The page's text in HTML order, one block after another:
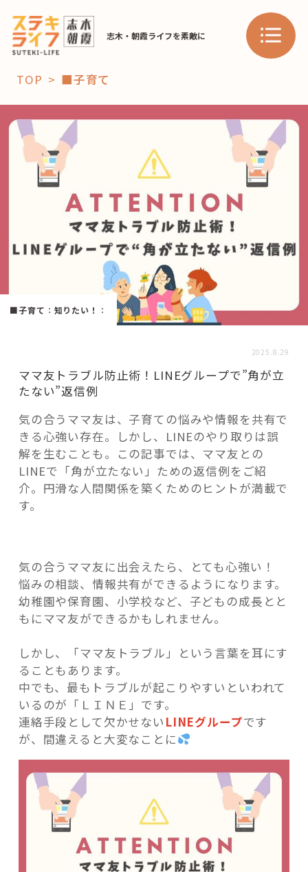
志木・朝霞ライフを素敵に
「コト」
暮らし
スポット 学び・教育
「場」
HAREL HAREL
活用事例
「モノ」
リノベ事例
「ひと」
これからの暮らし 住み替え相談
記事検索
TOP ■子育て
■子育て ： 知りたい！ ：
2025.8.29
ママ友トラブル防止術！LINEグループで”角が立
たない”返信例
気の合うママ友は、子育ての悩みや情報を共有で
きる心強い存在。しかし、LINEのやり取りは誤
解を生むことも。この記事では、ママ友との
LINEで「角が立たない」ための返信例をご紹
介。円滑な人間関係を築くためのヒントが満載で
す。
気の合うママ友に出会えたら、とても心強い！
悩みの相談、情報共有ができるようになります。
幼稚園や保育園、小学校など、子どもの成長とと
もにママ友ができるかもしれません。
しかし、「ママ友トラブル」という言葉を耳にす
ることもあります。
中でも、最もトラブルが起こりやすいといわれて
いるのが「ＬＩＮＥ」です。
連絡手段として欠かせない LINEグループです
が、間違えると大変なことに